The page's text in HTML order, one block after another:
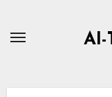
AI-